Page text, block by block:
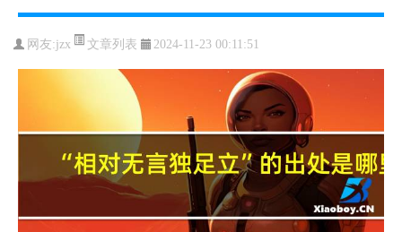
网友:jzx 文章列表 2024-11-23 00:11:51